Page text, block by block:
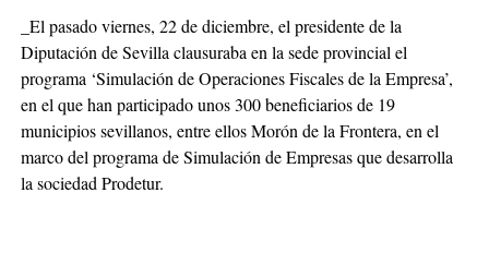
_El pasado viernes, 22 de diciembre, el presidente de la
Diputación de Sevilla clausuraba en la sede provincial el
programa ‘Simulación de Operaciones Fiscales de la Empresa’,
en el que han participado unos 300 beneficiarios de 19
municipios sevillanos, entre ellos Morón de la Frontera, en el
marco del programa de Simulación de Empresas que desarrolla
la sociedad Prodetur.